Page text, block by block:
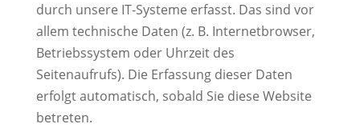
durch unsere IT-Systeme erfasst. Das sind vor
allem technische Daten (z. B. Internetbrowser,
Betriebssystem oder Uhrzeit des
Seitenaufrufs). Die Erfassung dieser Daten
erfolgt automatisch, sobald Sie diese Website
betreten.